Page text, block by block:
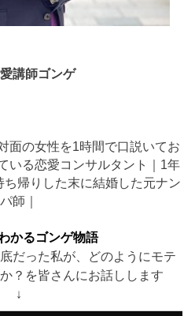
講師ゴンゲ
面の女性を1時間で口説いてお
いる恋愛コンサルタント｜1年
帰りした末に結婚した元ナン
パ師｜
かるゴンゲ物語
だった私が、どのようにモテ
？を皆さんにお話しします
↓